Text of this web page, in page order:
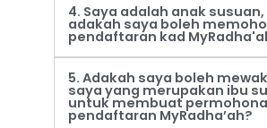
4. Saya adalah anak susuan,
adakah saya boleh
pendaftaran kad
5. Adakah saya boleh
saya yang merupakan ibu
untuk membuat
pendaftaran MyRadha’ah?